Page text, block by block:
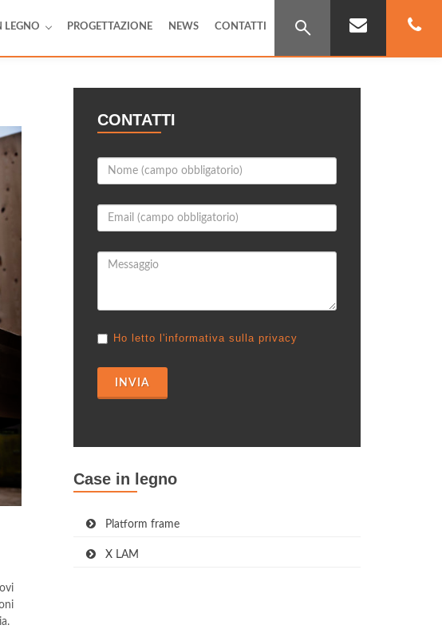
LEGNO PROGETTAZIONE NEWS CONTATTI
CONTATTI
Ho letto l'informativa sulla privacy
INVIA
Case in legno
Platform frame
X LAM